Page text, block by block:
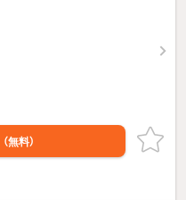
（無料）